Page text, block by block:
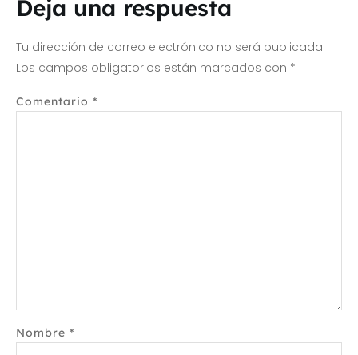
Deja una respuesta
Tu dirección de correo electrónico no será publicada.
Los campos obligatorios están marcados con *
Comentario *
Nombre *